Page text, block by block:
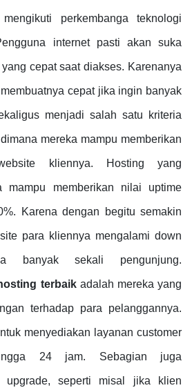
perkembanga teknologi
internet pasti akan suka
cepat saat diakses. Karenanya
cepat jika ingin banyak
menjadi salah satu kriteria
mereka mampu memberikan
kliennya. Hosting yang
mampu memberikan nilai uptime
Karena dengan begitu semakin
para kliennya mengalami down
banyak sekali pengunjung.
terbaikadalah mereka yang
terhadap para pelanggannya.
menyediakan layanan customer
24 jam. Sebagian juga
upgrade, seperti misal jika klien